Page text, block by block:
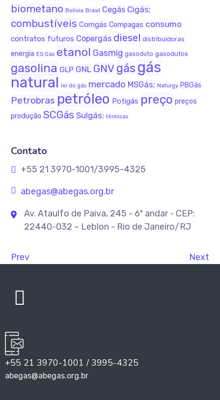
biometano Bolívia Brasil Cegás Cigás;
combustíveis Comgás Compagas consumo
contratos futuros Copergás diesel distribuidoras
energia ES Gás etanol Gasmig gasoduto gasodutos
gasolina GLP GNL GNV gás gás
natural lei do gás mercado MSGás; Naturgy PBGás
Petrobras petróleo Potigás preço preços
produção SCGás Sulgás; térmicas
Contato
+55 21 3970-1001/3995-4325
abegas@abegas.org.br
Av. Ataulfo de Paiva, 245 - 6º andar - CEP:
22440-032 – Leblon - Rio de Janeiro/RJ
Prev Next
+55 21 3970-1001 / 3995-4325
abegas@abegas.org.br